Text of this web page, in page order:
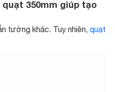
350mm giúp tạo
tường khác. Tuy nhiên, quạt